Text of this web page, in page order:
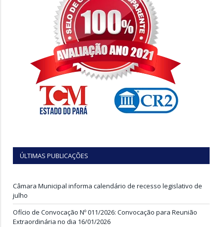
ÚLTIMAS PUBLICAÇÕES
Câmara Municipal informa calendário de recesso legislativo de
julho
Ofício de Convocação Nº 011/2026: Convocação para Reunião
Extraordinária no dia 16/01/2026